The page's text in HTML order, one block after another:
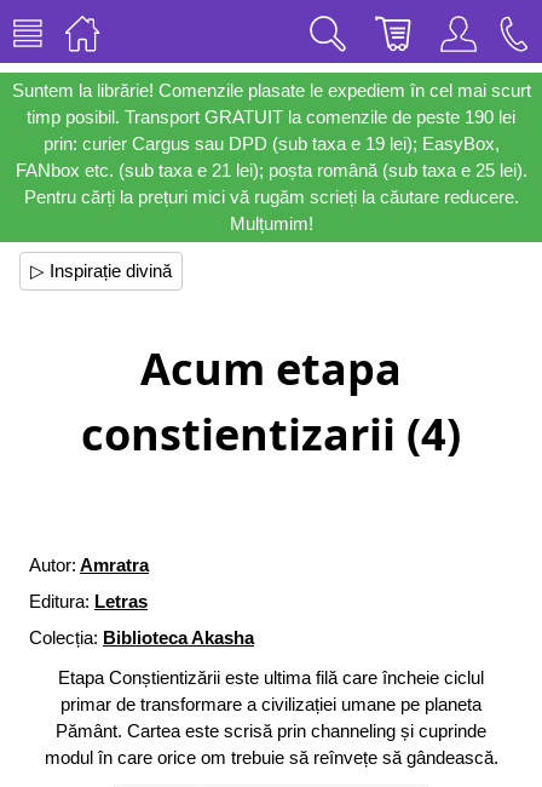
Suntem la librărie! Comenzile plasate le expediem în cel mai scurt
timp posibil. Transport GRATUIT la comenzile de peste 190 lei
prin: curier Cargus sau DPD (sub taxa e 19 lei); EasyBox,
FANbox etc. (sub taxa e 21 lei); poșta română (sub taxa e 25 lei).
Pentru cărți la prețuri mici vă rugăm scrieți la căutare reducere.
Mulțumim!
▷ Inspirație divină
Acum etapa
constientizarii (4)
Autor: Amratra
Editura: Letras
Colecția: Biblioteca Akasha
Etapa Conștientizării este ultima filă care încheie ciclul
primar de transformare a civilizației umane pe planeta
Pământ. Cartea este scrisă prin channeling și cuprinde
modul în care orice om trebuie să reînvețe să gândească.